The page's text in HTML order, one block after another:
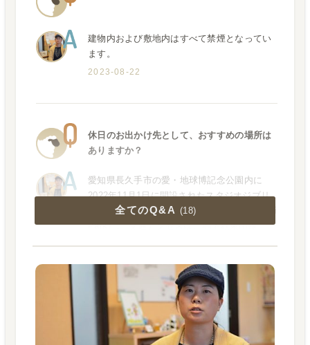
建物内および敷地内はすべて禁煙となってい
ます。
2023-08-22
休日のお出かけ先として、おすすめの場所は
ありますか？
愛知県長久手市の愛・地球博記念公園内に
2022年11月1日に開設されたスタジオジブリ
の世界を表現した公園のジブリパーク（Ghibli
Park）。 交通アクセスは、地下鉄東山線『一
線（リニモ）『愛・地球博記念公園』駅下車
2023-08-22
全てのQ&A (18)